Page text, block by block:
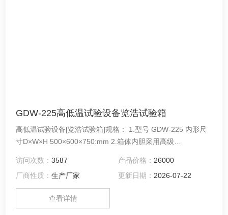
GDW-225高低温试验设备览浩试验箱
高低温试验设备[览浩试验箱]规格： 1.型号 GDW-225 内形尺
寸D×W×H 500×600×750:mm 2.箱体内胆采用高级
动轮，方便移动。
访问次数：3587 产品价格： 26000
厂商性质：生产厂家 更新日期： 2026-07-22
查看详情